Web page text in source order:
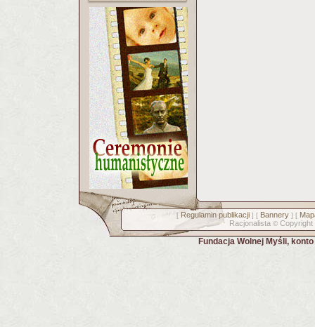
[ Regulamin publikacji] [ Bannery] [
Racjonalista © Copyright
Fundacja Wolnej Myśli,